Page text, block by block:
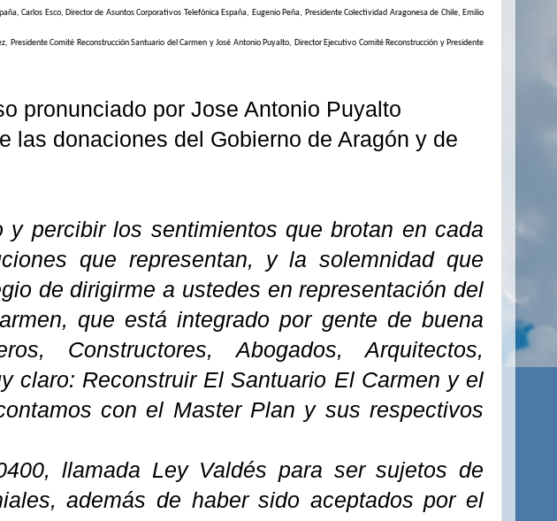
Carlos Esco, Director de Asuntos Corporativos Telefónica España, Eugenio Peña, Presidente Colectividad Aragonesa de Chile, Emilio
Comité Reconstrucción Santuario del Carmen y José Antonio Puyalto, Director Ejecutivo Comité Reconstrucción y Presidente
pronunciado por Jose Antonio Puyalto
las donaciones del Gobierno de Aragón y de
y percibir los sentimientos que brotan en cada
que representan, y la solemnidad que
de dirigirme a ustedes en representación del
que está integrado por gente de buena
Constructores, Abogados, Arquitectos,
claro: Reconstruir El Santuario El Carmen y el
con el Master Plan y sus respectivos
llamada Ley Valdés para ser sujetos de
además de haber sido aceptados por el